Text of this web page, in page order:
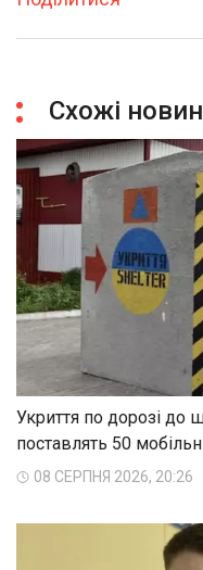
Схожі
Укриття по дорозі до
поставлять 50
08 СЕРПНЯ 2026, 20:26